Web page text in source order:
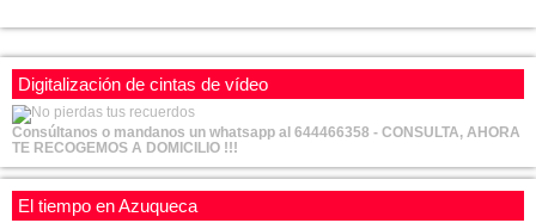
Digitalización de cintas de vídeo
Consúltanos o mandanos un whatsapp al 644466358 - CONSULTA, AHORA
TE RECOGEMOS A DOMICILIO !!!
El tiempo en Azuqueca